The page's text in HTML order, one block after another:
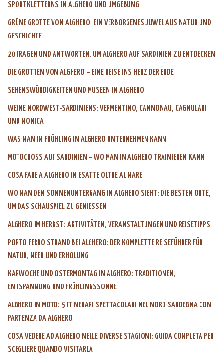
SPORTKLETTERNS IN ALGHERO UND UMGEBUNG
GRÜNE GROTTE VON ALGHERO: EIN VERBORGENES JUWEL AUS NATUR UND
GESCHICHTE
20 FRAGEN UND ANTWORTEN, UM ALGHERO AUF SARDINIEN ZU ENTDECKEN
DIE GROTTEN VON ALGHERO – EINE REISE INS HERZ DER ERDE
SEHENSWÜRDIGKEITEN UND MUSEEN IN ALGHERO
WEINE NORDWEST-SARDINIENS: VERMENTINO, CANNONAU, CAGNULARI
UND MONICA
WAS MAN IM FRÜHLING IN ALGHERO UNTERNEHMEN KANN
MOTOCROSS AUF SARDINIEN – WO MAN IN ALGHERO TRAINIEREN KANN
COSA FARE A ALGHERO IN ESATTE OLTRE AL MARE
WO MAN DEN SONNENUNTERGANG IN ALGHERO SIEHT: DIE BESTEN ORTE,
UM DAS SCHAUSPIEL ZU GENIESSEN
ALGHERO IM HERBST: AKTIVITÄTEN, VERANSTALTUNGEN UND REISETIPPS
PORTO FERRO STRAND BEI ALGHERO: DER KOMPLETTE REISEFÜHRER FÜR
NATUR, MEER UND ERHOLUNG
KARWOCHE UND OSTERMONTAG IN ALGHERO: TRADITIONEN,
ENTSPANNUNG UND FRÜHLINGSSONNE
ALGHERO IN MOTO: 5 ITINERARI SPETTACOLARI NEL NORD SARDEGNA CON
PARTENZA DA ALGHERO
COSA VEDERE AD ALGHERO NELLE DIVERSE STAGIONI: GUIDA COMPLETA PER
SCEGLIERE QUANDO VISITARLA